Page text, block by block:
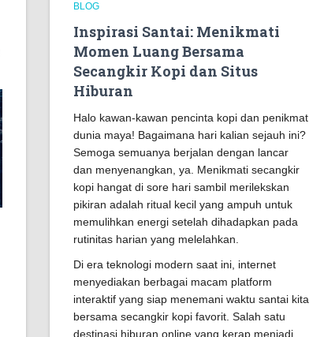
BLOG
Inspirasi Santai: Menikmati
Momen Luang Bersama
Secangkir Kopi dan Situs
Hiburan
Halo kawan-kawan pencinta kopi dan penikmat
dunia maya! Bagaimana hari kalian sejauh ini?
Semoga semuanya berjalan dengan lancar
dan menyenangkan, ya. Menikmati secangkir
kopi hangat di sore hari sambil merilekskan
pikiran adalah ritual kecil yang ampuh untuk
memulihkan energi setelah dihadapkan pada
rutinitas harian yang melelahkan.
Di era teknologi modern saat ini, internet
menyediakan berbagai macam platform
interaktif yang siap menemani waktu santai kita
bersama secangkir kopi favorit. Salah satu
destinasi hiburan online yang kerap menjadi